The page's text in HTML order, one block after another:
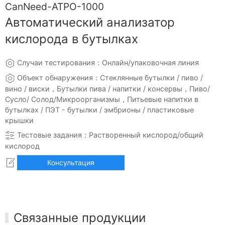
CanNeed-ATPO-1000
Автоматический анализатор
кислорода в бутылках
Случаи тестирования：Онлайн/упаковочная линия
Объект обнаружения：Стеклянные бутылки / пиво /
вино / виски，Бутылки пива / напитки / консервы，Пиво/
Сусло/ Солод/Микроорганизмы，Питьевые напитки в
бутылках / ПЭТ - бутылки / эмбрионы / пластиковые
крышки
Тестовые задания：Растворенный кислород/общий
кислород
Консультация
Связанные продукции